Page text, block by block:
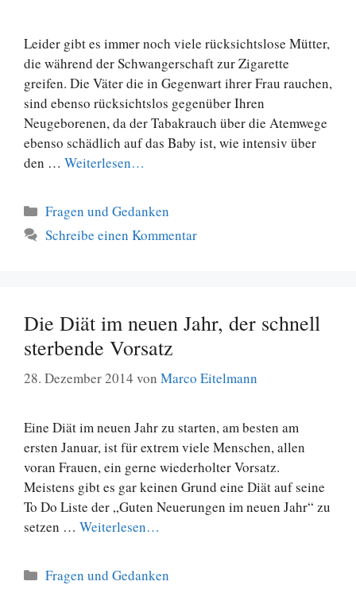
Leider gibt es immer noch viele rücksichtslose Mütter,
die während der Schwangerschaft zur Zigarette
greifen. Die Väter die in Gegenwart ihrer Frau rauchen,
sind ebenso rücksichtslos gegenüber Ihren
Neugeborenen, da der Tabakrauch über die Atemwege
ebenso schädlich auf das Baby ist, wie intensiv über
den … Weiterlesen…
Kategorien
Fragen und Gedanken
Schreibe einen Kommentar
Die Diät im neuen Jahr, der schnell
sterbende Vorsatz
28. Dezember 2014 von Marco Eitelmann
Eine Diät im neuen Jahr zu starten, am besten am
ersten Januar, ist für extrem viele Menschen, allen
voran Frauen, ein gerne wiederholter Vorsatz.
Meistens gibt es gar keinen Grund eine Diät auf seine
To Do Liste der „Guten Neuerungen im neuen Jahr“ zu
setzen … Weiterlesen…
Kategorien
Fragen und Gedanken